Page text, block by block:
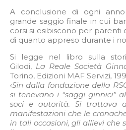
A conclusione di ogni
grande saggio finale in cui
corsi si esibiscono per parenti
di quanto appreso durante i
Si legge nel libro sulla
Gilodi, La Reale Società
Torino, Edizioni MAF Servizi,
‹Sin dalla fondazione della
si tenevano i “saggi ginnici”
soci e autorità. Si trattava
manifestazioni che le
in tali occasioni, gli allievi che